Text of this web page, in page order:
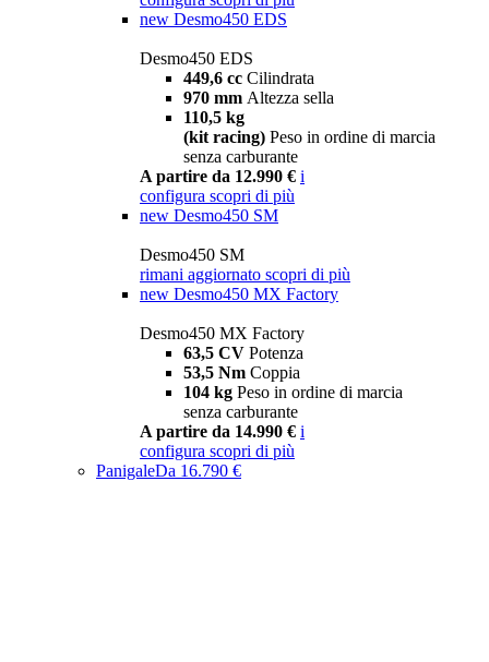
new Desmo450 EDS
Desmo450 EDS
449,6 cc Cilindrata
970 mm Altezza sella
110,5 kg
(kit racing) Peso in ordine di marcia
senza carburante
A partire da 12.990 € i
configura scopri di più
new Desmo450 SM
Desmo450 SM
rimani aggiornato scopri di più
new Desmo450 MX Factory
Desmo450 MX Factory
63,5 CV Potenza
53,5 Nm Coppia
104 kg Peso in ordine di marcia
senza carburante
A partire da 14.990 € i
configura scopri di più
PanigaleDa 16.790 €